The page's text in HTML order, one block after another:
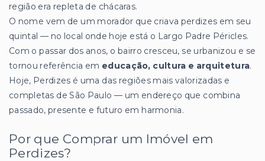
região era repleta de chácaras.
O nome vem de um morador que criava perdizes em seu
quintal — no local onde hoje está o Largo Padre Péricles.
Com o passar dos anos, o bairro cresceu, se urbanizou e se
tornou referência em educação, cultura e arquitetura.
Hoje, Perdizes é uma das regiões mais valorizadas e
completas de São Paulo — um endereço que combina
passado, presente e futuro em harmonia.
Por que Comprar um Imóvel em
Perdizes?